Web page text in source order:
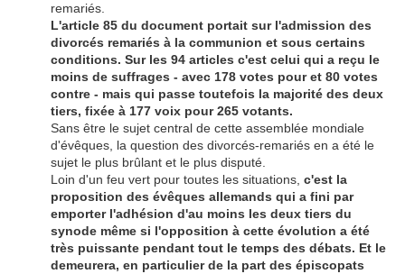
remariés.
L'article 85 du document portait sur l'admission des
divorcés remariés à la communion et sous certains
conditions. Sur les 94 articles c'est celui qui a reçu le
moins de suffrages - avec 178 votes pour et 80 votes
contre - mais qui passe toutefois la majorité des deux
tiers, fixée à 177 voix pour 265 votants.
Sans être le sujet central de cette assemblée mondiale
d'évêques, la question des divorcés-remariés en a été le
sujet le plus brûlant et le plus disputé.
Loin d'un feu vert pour toutes les situations, c'est la
proposition des évêques allemands qui a fini par
emporter l'adhésion d'au moins les deux tiers du
synode même si l'opposition à cette évolution a été
très puissante pendant tout le temps des débats. Et le
demeurera, en particulier de la part des épiscopats